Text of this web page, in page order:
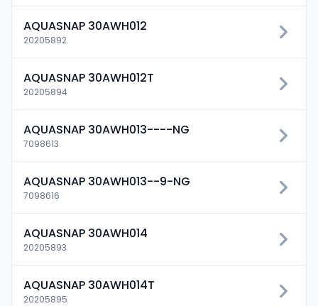
AQUASNAP 30AWH012
20205892
AQUASNAP 30AWH012T
20205894
AQUASNAP 30AWH013----NG
7098613
AQUASNAP 30AWH013--9-NG
7098616
AQUASNAP 30AWH014
20205893
AQUASNAP 30AWH014T
20205895